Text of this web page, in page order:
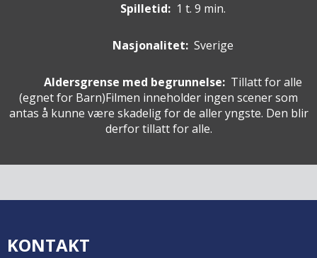
Spilletid: 1 t. 9 min.
Nasjonalitet: Sverige
Aldersgrense med begrunnelse: Tillatt for alle
(egnet for Barn)Filmen inneholder ingen scener som
antas å kunne være skadelig for de aller yngste. Den blir
derfor tillatt for alle.
KONTAKT